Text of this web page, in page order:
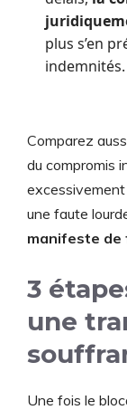
plus s’en
indemnités.
Comparez
du compromis
une faute
manifeste de
3
une
Une fois le